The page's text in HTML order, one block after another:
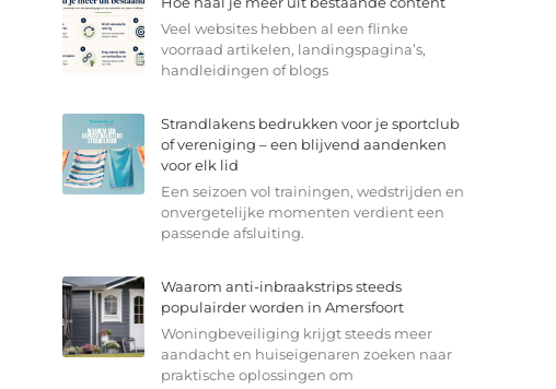
Veel websites hebben al een flinke
voorraad artikelen, landingspagina’s,
handleidingen of blogs
Strandlakens bedrukken voor je sportclub
of vereniging – een blijvend aandenken
voor elk lid
Een seizoen vol trainingen, wedstrijden en
onvergetelijke momenten verdient een
passende afsluiting.
Waarom anti-inbraakstrips steeds
populairder worden in Amersfoort
Woningbeveiliging krijgt steeds meer
aandacht en huiseigenaren zoeken naar
praktische oplossingen om